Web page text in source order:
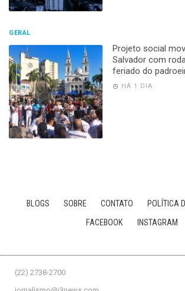
GERAL
Projeto social
Salvador com
feriado do
HÁ 1 DIA
BLOGS SOBRE CONTATO
POLÍTICA
FACEBOOK
INSTAGRAM
(22) 2738-2700